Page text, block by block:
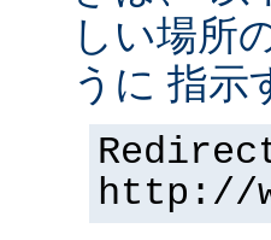
しい場所
うに 指示
http://